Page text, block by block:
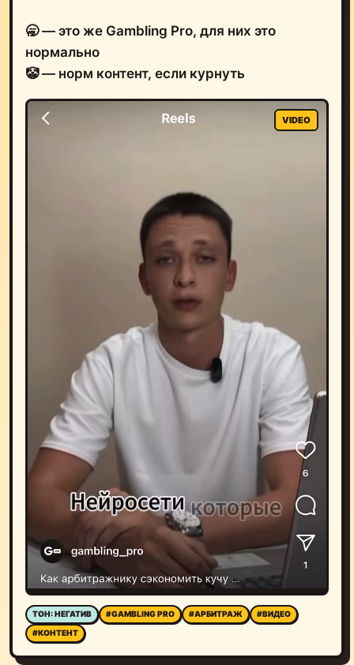
🥱 — это же Gambling Pro, для них это
нормально
🤡 — норм контент, если курнуть
ТОН: НЕГАТИВ #GAMBLING PRO #АРБИТРАЖ
#ВИДЕО
#КОНТЕНТ